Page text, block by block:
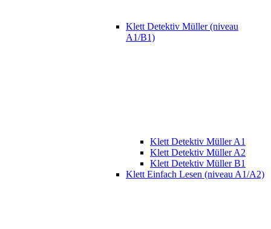
Klett Detektiv Müller (niveau
A1/B1)
Klett Detektiv Müller A1
Klett Detektiv Müller A2
Klett Detektiv Müller B1
Klett Einfach Lesen (niveau A1/A2)